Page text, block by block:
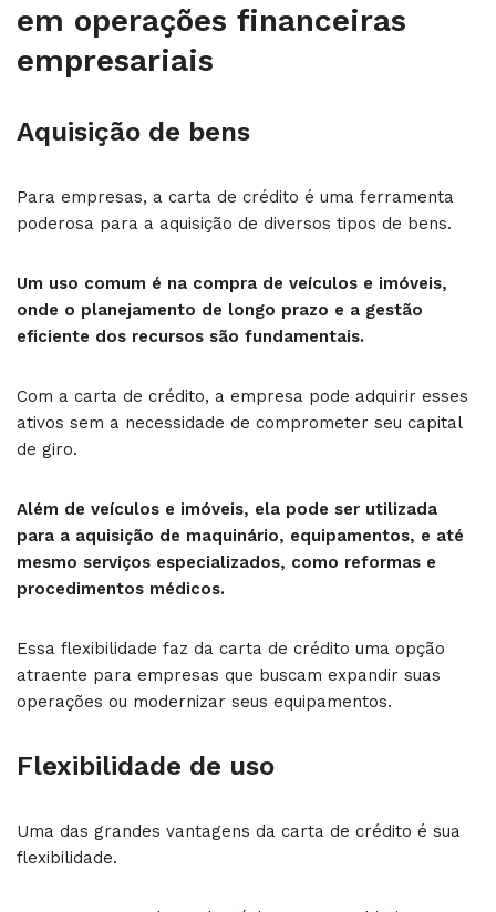
em operações financeiras
empresariais
Aquisição de bens
Para empresas, a carta de crédito é uma ferramenta
poderosa para a aquisição de diversos tipos de bens.
Um uso comum é na compra de veículos e imóveis,
onde o planejamento de longo prazo e a gestão
eficiente dos recursos são fundamentais.
Com a carta de crédito, a empresa pode adquirir esses
ativos sem a necessidade de comprometer seu capital
de giro.
Além de veículos e imóveis, ela pode ser utilizada
para a aquisição de maquinário, equipamentos, e até
mesmo serviços especializados, como reformas e
procedimentos médicos.
Essa flexibilidade faz da carta de crédito uma opção
atraente para empresas que buscam expandir suas
operações ou modernizar seus equipamentos.
Flexibilidade de uso
Uma das grandes vantagens da carta de crédito é sua
flexibilidade.